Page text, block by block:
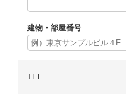
建物・部屋番号
TEL